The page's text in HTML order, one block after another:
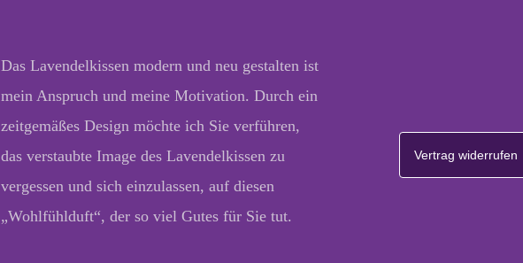
Das Lavendelkissen modern und neu gestalten ist
mein Anspruch und meine Motivation. Durch ein
zeitgemäßes Design möchte ich Sie verführen,
das verstaubte Image des Lavendelkissen zu
vergessen und sich einzulassen, auf diesen
„Wohlfühlduft“, der so viel Gutes für Sie tut.
Vertrag widerrufen